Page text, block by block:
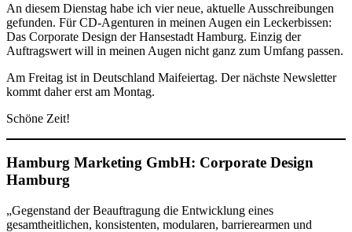
An diesem Dienstag habe ich vier neue, aktuelle Ausschreibungen
gefunden. Für CD-Agenturen in meinen Augen ein Leckerbissen:
Das Corporate Design der Hansestadt Hamburg. Einzig der
Auftragswert will in meinen Augen nicht ganz zum Umfang passen.
Am Freitag ist in Deutschland Maifeiertag. Der nächste Newsletter
kommt daher erst am Montag.
Schöne Zeit!
Hamburg Marketing GmbH: Corporate Design
Hamburg
„Gegenstand der Beauftragung die Entwicklung eines
gesamtheitlichen, konsistenten, modularen, barrierearmen und